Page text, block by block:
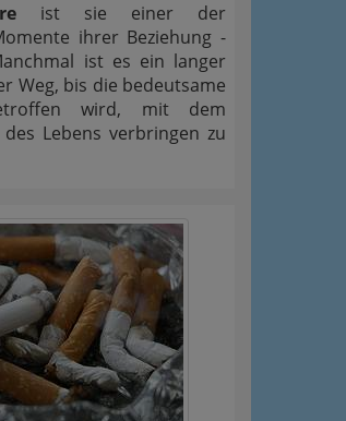
ist sie einer der
ihrer Beziehung -
ist es ein langer
Weg, bis die bedeutsame
wird, mit dem
Lebens verbringen zu